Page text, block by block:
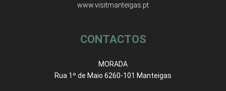
www.visitmanteigas.pt
CONTACTOS
MORADA
Rua 1º de Maio 6260-101 Manteigas